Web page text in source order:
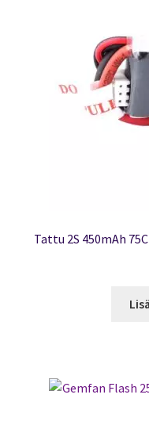
Tattu 2S 450mAh